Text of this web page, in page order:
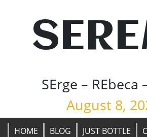
SErge – REbeca
August 8,
HOME BLOG JUST BOTTLE